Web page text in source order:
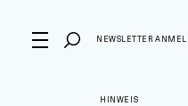
NEWSLETTER
HINWEIS